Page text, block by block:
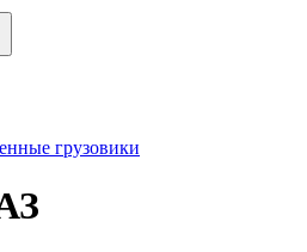
грузовики